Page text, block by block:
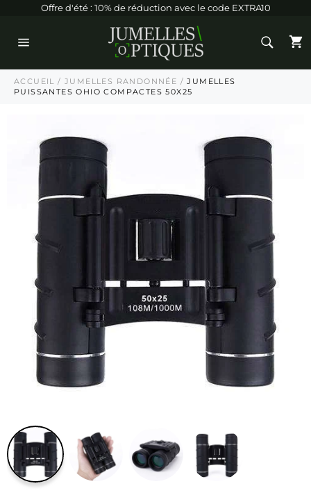
contenu
Offre d'été : 10% de réduction avec le code EXTRA10
ACCUEIL / JUMELLES RANDONNÉE / JUMELLES
PUISSANTES OHIO COMPACTES 50X25